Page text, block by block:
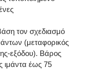
τον σχεδιασμό
(μεταφορικός
εξόδου). Βάρος
ιμάντα έως 75